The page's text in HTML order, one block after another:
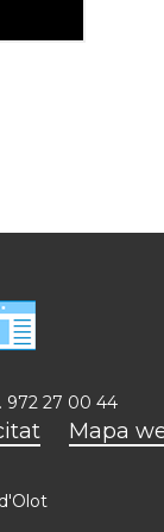
972 27 00 44
Mapa